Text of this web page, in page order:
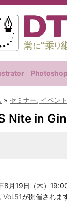
Photoshop
» セミナー, イベン
Nite in
8月19日（木）
Vol.51が開催されま